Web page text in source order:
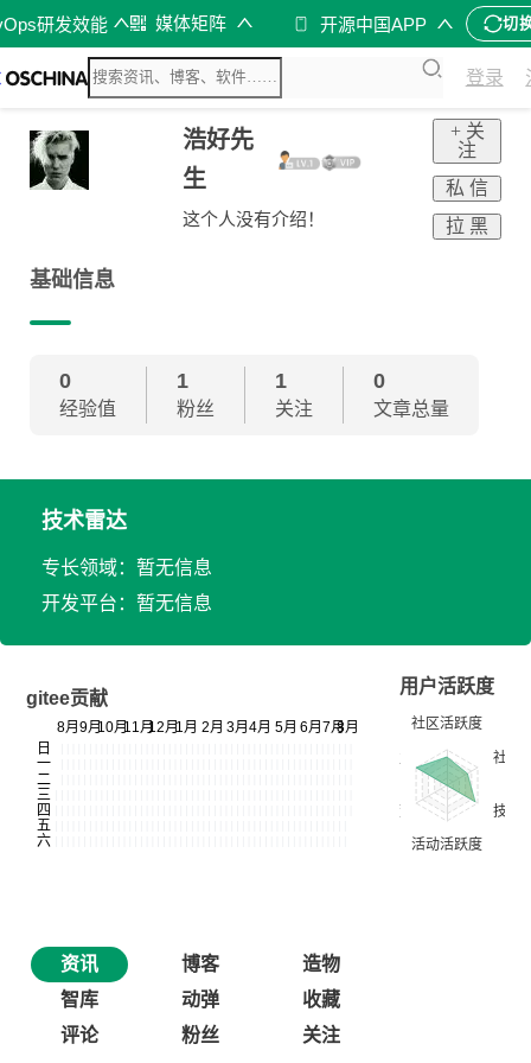
研发效能 媒体矩阵 开源中国APP 切
登录
浩好先
生
这个人没有介绍！
+ 关
注
私 信
拉 黑
基础信息
0
经验值
1
粉丝
1
关注
0
文章总量
技术雷达
专长领域：暂无信息
开发平台：暂无信息
gitee贡献
用户活跃度
资讯 博客
造物
智库
动弹
收藏
评论
粉丝 关注